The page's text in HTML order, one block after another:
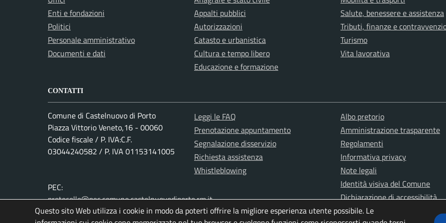
Enti e fondazioni
Politici
Personale amministrativo
Documenti e dati
Appalti pubblici
Autorizzazioni
Catasto e urbanistica
Cultura e tempo libero
Educazione e formazione
Salute, benessere e assistenza
Tributi, finanze e
Turismo
Vita lavorativa
CONTATTI
Comune di Castelnuovo di Porto
Piazza Vittorio Veneto,16 - 00060
Codice fiscale / P. IVA:C.F.
03044240582 / P. IVA 01153141005
PEC:
protocollo@pec.comune.castelnuovodiporto.rm.it
Leggi le FAQ
Prenotazione appuntamento
Segnalazione disservizio
Richiesta assistenza
Whistleblowing
Albo pretorio
Amministrazione trasparente
Regolamenti
Informativa privacy
Note legali
Identità visiva del Comune
Dichiarazione di accessibilità
Questo sito Web utilizza i cookie in modo da poterti offrire la migliore esperienza utente possibile. Le